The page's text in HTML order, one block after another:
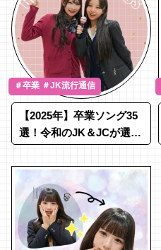
＃卒業 ＃JK流行通信
【2025年】卒業ソング35
選！令和のJK＆JCが選ぶ